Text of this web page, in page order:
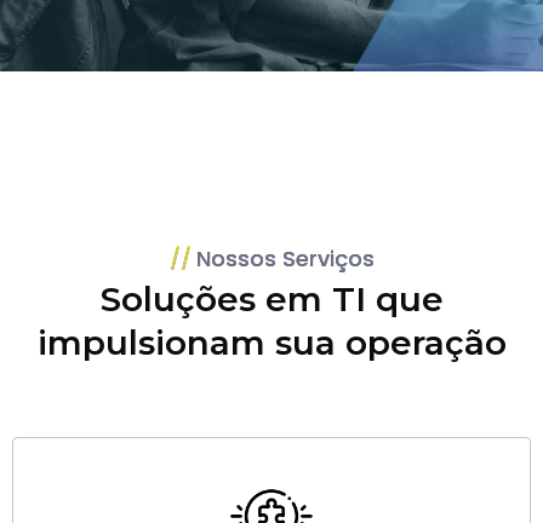
Nossos Serviços
Soluções em TI que
impulsionam sua operação